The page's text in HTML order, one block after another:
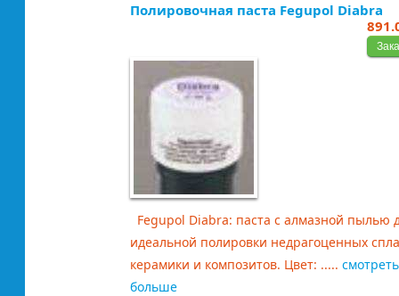
Полировочная паста Fegupol Diabra
Fegupol Diabra: паста с алмазной пылью
идеальной полировки недрагоценных
керамики и композитов. Цвет: ..... смотреть
больше